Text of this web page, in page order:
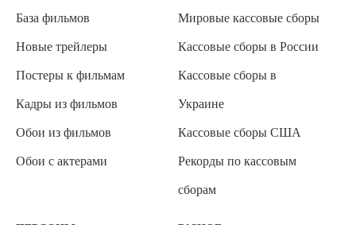
База фильмов
Новые трейлеры
Постеры к фильмам
Кадры из фильмов
Обои из фильмов
Обои с актерами
Мировые кассовые сборы
Кассовые сборы в России
Кассовые сборы в
Украине
Кассовые сборы США
Рекорды по кассовым
сборам